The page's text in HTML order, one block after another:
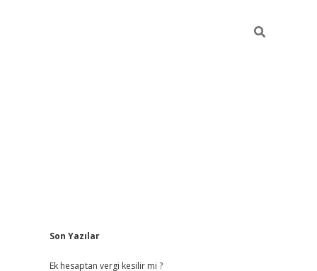
Sidebar
Son Yazılar
Ek hesaptan vergi kesilir mi ?